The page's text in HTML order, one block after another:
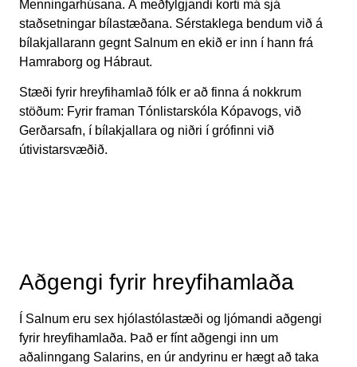
Menningarhúsana. Á meðfylgjandi korti má sjá
staðsetningar bílastæðana. Sérstaklega bendum við á
bílakjallarann gegnt Salnum en ekið er inn í hann frá
Hamraborg og Hábraut.
Stæði fyrir hreyfihamlað fólk er að finna á nokkrum
stöðum: Fyrir framan Tónlistarskóla Kópavogs, við
Gerðarsafn, í bílakjallara og niðri í grófinni við
útivistarsvæðið.
Aðgengi fyrir hreyfihamlaða
Í Salnum eru sex hjólastólastæði og ljómandi aðgengi
fyrir hreyfihamlaða. Það er fínt aðgengi inn um
aðalinngang Salarins, en úr andyrinu er hægt að taka